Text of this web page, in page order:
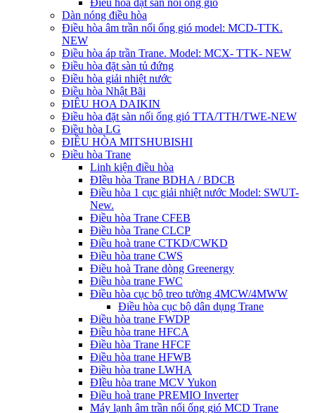
Điều hoà đặt sàn nối ống gió
Dàn nóng điều hòa
Điều hòa âm trần nối ống gió model: MCD-TTK.
NEW
Điều hòa áp trần Trane. Model: MCX- TTK- NEW
Điều hòa đặt sàn tủ đứng
Điều hòa giải nhiệt nước
Điều hòa Nhật Bãi
ĐIÊU HOA DAIKIN
Điều hòa đặt sàn nối ống gió TTA/TTH/TWE-NEW
Điều hòa LG
ĐIỀU HÒA MITSHUBISHI
Điều hòa Trane
Linh kiện điều hòa
ĐIều hòa Trane BDHA / BDCB
Điều hòa 1 cục giải nhiệt nước Model: SWUT-
New.
Điều hòa Trane CFEB
Điều hòa Trane CLCP
Điều hoà trane CTKD/CWKD
Điều hòa trane CWS
Điều hoà Trane dòng Greenergy
Điều hòa trane FWC
Điều hòa cục bộ treo tường 4MCW/4MWW
Điều hòa cục bộ dân dụng Trane
Điều hòa trane FWDP
Điều hòa trane HFCA
Điều hòa Trane HFCF
Điều hòa trane HFWB
Điều hòa trane LWHA
ĐIều hòa trane MCV Yukon
Điều hoà trane PREMIO Inverter
Máy lạnh âm trần nối ống gió MCD Trane